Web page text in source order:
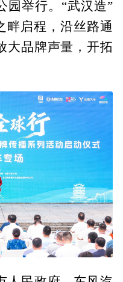
园举行。“武汉造”
畔启程，沿丝路通
大品牌声量，开拓